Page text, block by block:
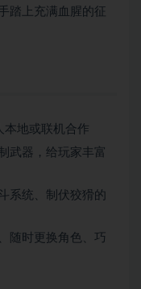
踏上充满血腥的征
本地或联机合作
武器，给玩家丰富
系统、制伏狡猾的
随时更换角色、巧